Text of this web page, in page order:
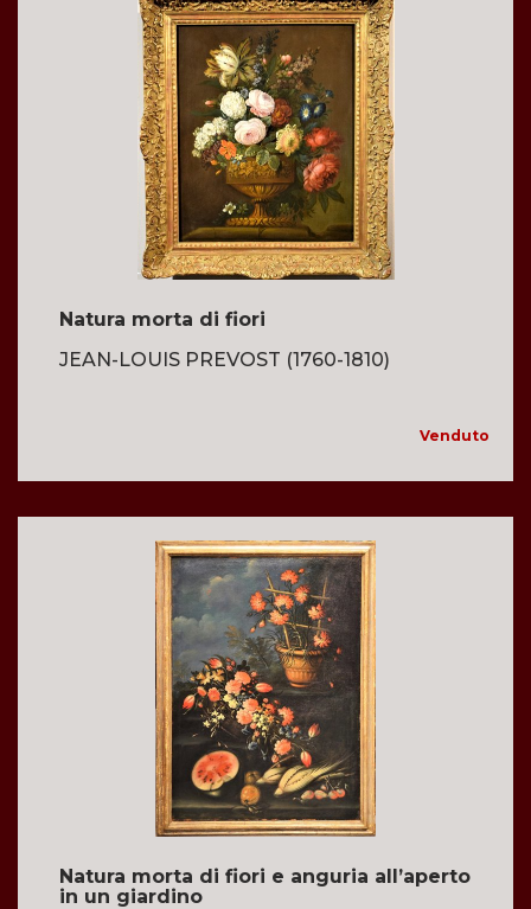
Natura morta di fiori
JEAN-LOUIS PREVOST (1760-1810)
Venduto
Natura morta di fiori e anguria all’aperto
in un giardino